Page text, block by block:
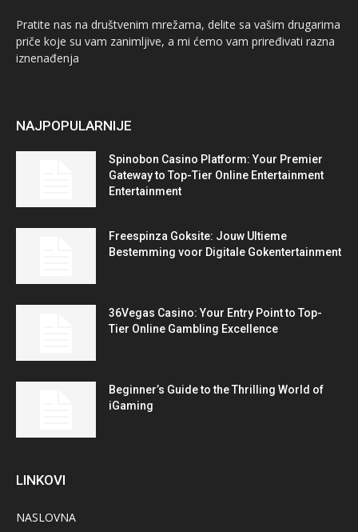
Pratite nas na društvenim mrežama, delite sa vašim drugarima
priče koje su vam zanimljive, a mi ćemo vam priređivati razna
iznenađenja
NAJPOPULARNIJE
Spinobon Casino Platform: Your Premier
Gateway to Top-Tier Online Entertainment
Entertainment
Freespinza Goksite: Jouw Ultieme
Bestemming voor Digitale Gokentertainment
36Vegas Casino: Your Entry Point to Top-
Tier Online Gambling Excellence
Beginner’s Guide to the Thrilling World of
iGaming
LINKOVI
NASLOVNA